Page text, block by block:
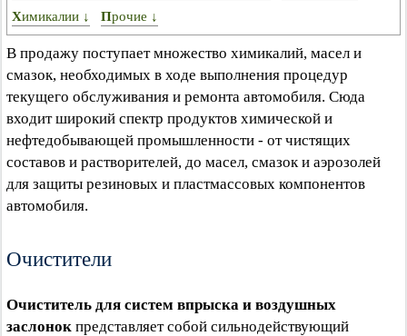
Химикалии ↓
Прочие ↓
В продажу поступает множество химикалий, масел и
смазок, необходимых в ходе выполнения процедур
текущего обслуживания и ремонта автомобиля. Сюда
входит широкий спектр продуктов химической и
нефтедобывающей промышленности - от чистящих
составов и растворителей, до масел, смазок и аэрозолей
для защиты резиновых и пластмассовых компонентов
автомобиля.
Очистители
Очиститель для систем впрыска и воздушных
заслонок представляет собой сильнодействующий